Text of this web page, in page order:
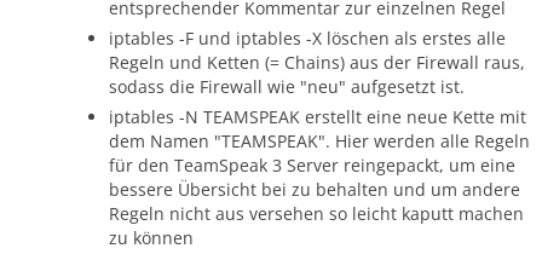
entsprechender Kommentar zur einzelnen Regel
iptables -F und iptables -X löschen als erstes alle
Regeln und Ketten (= Chains) aus der Firewall raus,
sodass die Firewall wie "neu" aufgesetzt ist.
iptables -N TEAMSPEAK erstellt eine neue Kette mit
dem Namen "TEAMSPEAK". Hier werden alle Regeln
für den TeamSpeak 3 Server reingepackt, um eine
bessere Übersicht bei zu behalten und um andere
Regeln nicht aus versehen so leicht kaputt machen
zu können